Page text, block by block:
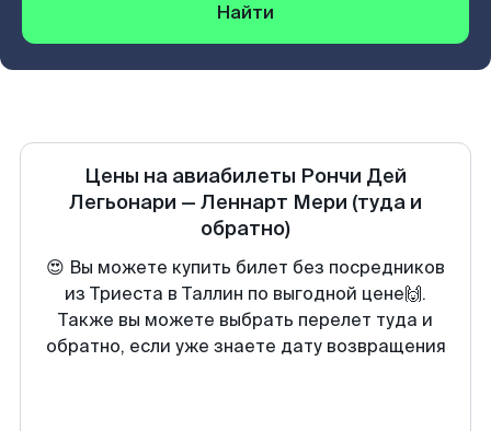
Найти
Цены на авиабилеты Рончи Дей
Легьонари — Леннарт Мери (туда и
обратно)
😍 Вы можете купить билет без посредников
из Триеста в Таллин по выгодной цене🙌.
Также вы можете выбрать перелет туда и
обратно, если уже знаете дату возвращения